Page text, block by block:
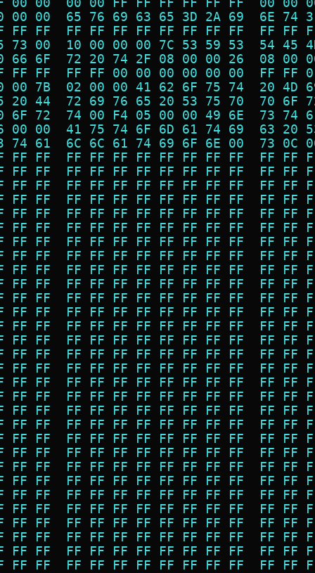
00 00  65 76 69 63 65 3D 2A 69  6E
FF FF  FF FF FF FF FF FF FF FF  FF
73 00  10 00 00 00 7C 53 59 53  54
66 6F  72 20 74 2F 08 00 00 26  08
FF FF  FF FF 00 00 00 00 00 00  FF
00 7B  02 00 00 41 62 6F 75 74  20
20 44  72 69 76 65 20 53 75 70  70
6F 72  74 00 F4 05 00 00 49 6E  73
00 00  41 75 74 6F 6D 61 74 69  63
74 61  6C 6C 61 74 69 6F 6E 00  73
FF FF  FF FF FF FF FF FF FF FF  FF
FF FF  FF FF FF FF FF FF FF FF  FF
FF FF  FF FF FF FF FF FF FF FF  FF
FF FF  FF FF FF FF FF FF FF FF  FF
FF FF  FF FF FF FF FF FF FF FF  FF
FF FF  FF FF FF FF FF FF FF FF  FF
FF FF  FF FF FF FF FF FF FF FF  FF
FF FF  FF FF FF FF FF FF FF FF  FF
FF FF  FF FF FF FF FF FF FF FF  FF
FF FF  FF FF FF FF FF FF FF FF  FF
FF FF  FF FF FF FF FF FF FF FF  FF
FF FF  FF FF FF FF FF FF FF FF  FF
FF FF  FF FF FF FF FF FF FF FF  FF
FF FF  FF FF FF FF FF FF FF FF  FF
FF FF  FF FF FF FF FF FF FF FF  FF
FF FF  FF FF FF FF FF FF FF FF  FF
FF FF  FF FF FF FF FF FF FF FF  FF
FF FF  FF FF FF FF FF FF FF FF  FF
FF FF  FF FF FF FF FF FF FF FF  FF
FF FF  FF FF FF FF FF FF FF FF  FF
FF FF  FF FF FF FF FF FF FF FF  FF
FF FF  FF FF FF FF FF FF FF FF  FF
FF FF  FF FF FF FF FF FF FF FF  FF
FF FF  FF FF FF FF FF FF FF FF  FF
FF FF  FF FF FF FF FF FF FF FF  FF
FF FF  FF FF FF FF FF FF FF FF  FF
FF FF  FF FF FF FF FF FF FF FF  FF
FF FF  FF FF FF FF FF FF FF FF  FF
FF FF  FF FF FF FF FF FF FF FF  FF
FF FF  FF FF FF FF FF FF FF FF  FF